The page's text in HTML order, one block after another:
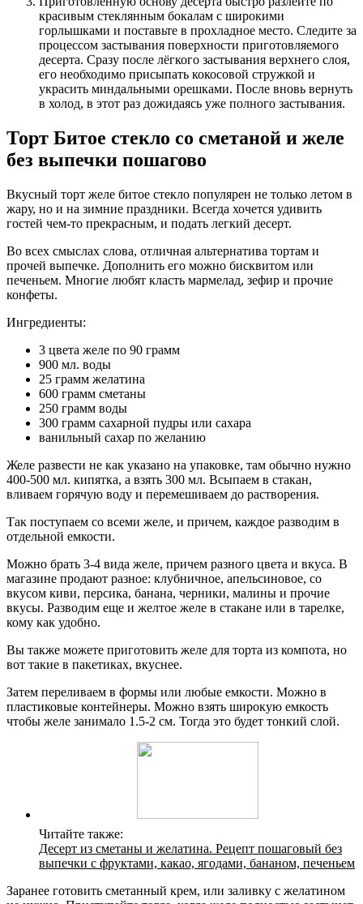
красивым стеклянным бокалам с широкими
горлышками и поставьте в прохладное место. Следите за
процессом застывания поверхности приготовляемого
десерта. Сразу после лёгкого застывания верхнего слоя,
его необходимо присыпать кокосовой стружкой и
украсить миндальными орешками. После вновь вернуть
в холод, в этот раз дожидаясь уже полного застывания.
Торт Битое стекло со сметаной и желе
без выпечки пошагово
Вкусный торт желе битое стекло популярен не только летом в
жару, но и на зимние праздники. Всегда хочется удивить
гостей чем-то прекрасным, и подать легкий десерт.
Во всех смыслах слова, отличная альтернатива тортам и
прочей выпечке. Дополнить его можно бисквитом или
печеньем. Многие любят класть мармелад, зефир и прочие
конфеты.
Ингредиенты:
3 цвета желе по 90 грамм
900 мл. воды
25 грамм желатина
600 грамм сметаны
250 грамм воды
300 грамм сахарной пудры или сахара
ванильный сахар по желанию
Желе развести не как указано на упаковке, там обычно нужно
400-500 мл. кипятка, а взять 300 мл. Всыпаем в стакан,
вливаем горячую воду и перемешиваем до растворения.
Так поступаем со всеми желе, и причем, каждое разводим в
отдельной емкости.
Можно брать 3-4 вида желе, причем разного цвета и вкуса. В
магазине продают разное: клубничное, апельсиновое, со
вкусом киви, персика, банана, черники, малины и прочие
вкусы. Разводим еще и желтое желе в стакане или в тарелке,
кому как удобно.
Вы также можете приготовить желе для торта из компота, но
вот такие в пакетиках, вкуснее.
Затем переливаем в формы или любые емкости. Можно в
пластиковые контейнеры. Можно взять широкую емкость
чтобы желе занимало 1.5-2 см. Тогда это будет тонкий слой.
Читайте также:
Десерт из сметаны и желатина. Рецепт пошаговый без
выпечки с фруктами, какао, ягодами, бананом, печеньем
Заранее готовить сметанный крем, или заливку с желатином